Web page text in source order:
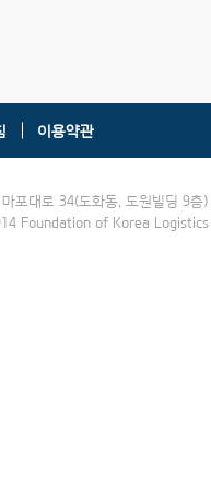
이용약관
포대로 34(도화동, 도원빌딩 9
Foundation of Korea